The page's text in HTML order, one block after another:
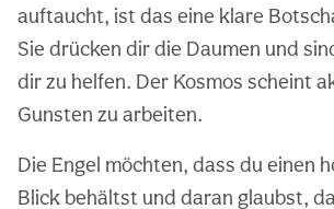
auftaucht, ist das eine klare
Sie drücken dir die Daumen und
dir zu helfen. Der Kosmos scheint
Gunsten zu arbeiten.
Die Engel möchten, dass du einen
Blick behältst und daran glaubst,